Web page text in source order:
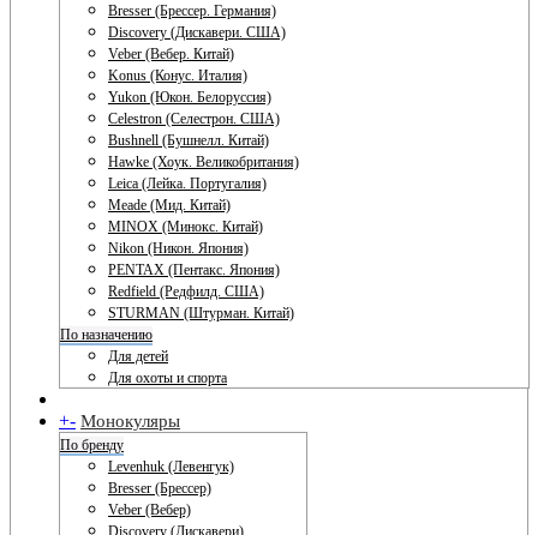
Bresser (Брессер. Германия)
Discovery (Дискавери. США)
Veber (Вебер. Китай)
Konus (Конус. Италия)
Yukon (Юкон. Белоруссия)
Celestron (Селестрон. США)
Bushnell (Бушнелл. Китай)
Hawke (Хоук. Великобритания)
Leica (Лейка. Португалия)
Meade (Мид. Китай)
MINOX (Минокс. Китай)
Nikon (Никон. Япония)
PENTAX (Пентакс. Япония)
Redfield (Редфилд. США)
STURMAN (Штурман. Китай)
По назначению
Для детей
Для охоты и спорта
+- Монокуляры
По бренду
Levenhuk (Левенгук)
Bresser (Брессер)
Veber (Вебер)
Discovery (Дискавери)